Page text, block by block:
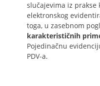
slučajevima iz prakse
elektronskog
toga, u zasebnom
karakterističnih
Pojedinačnu
PDV-a.